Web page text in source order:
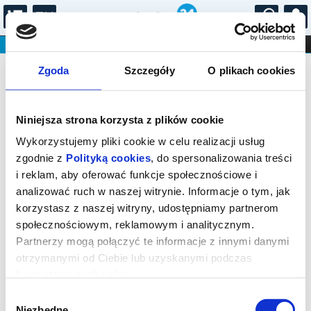
Zgoda Szczegóły O plikach cookies
Niniejsza strona korzysta z plików cookie
Wykorzystujemy pliki cookie w celu realizacji usług
zgodnie z Polityką cookies, do spersonalizowania treści
i reklam, aby oferować funkcje społecznościowe i
analizować ruch w naszej witrynie. Informacje o tym, jak
korzystasz z naszej witryny, udostępniamy partnerom
społecznościowym, reklamowym i analitycznym.
Partnerzy mogą połączyć te informacje z innymi danymi
otrzymanymi od Ciebie lub uzyskanymi podczas
...
FILHARMONIA OPERA I BALET
STAND-UP
DLA DZIECI
Bilety na: Ona i Oni
Wągrowiec, Kościuszki 55
18.10.2026, g. 18:00 (niedziela)
cena - od 53,00 pln
Organizator: Miejski Dom Kultury